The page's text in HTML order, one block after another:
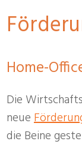
Home-
Die
neue
die Beine